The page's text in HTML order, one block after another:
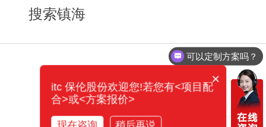
搜索镇海
可以定制方案吗？
×
itc 保伦股份欢迎您!若您有<项目配
合>或<方案报价>